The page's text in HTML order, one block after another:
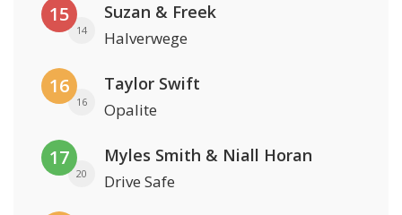
15
14
Suzan & Freek
Halverwege
16
16
Taylor Swift
Opalite
17
20
Myles Smith & Niall Horan
Drive Safe